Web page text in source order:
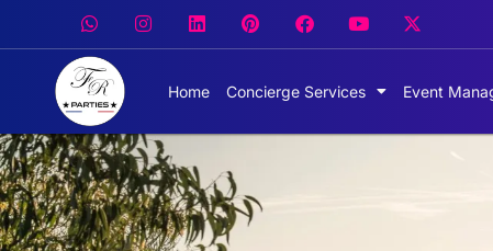
Home Concierge Services Event